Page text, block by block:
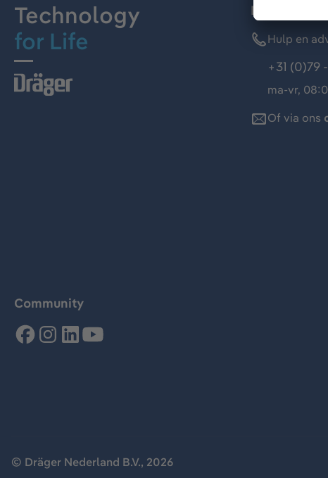
Technology
for Life
Dräger
Hulp en
+31 (0)79
ma-vr,
Of via ons
Community
© Dräger Nederland B.V., 2026